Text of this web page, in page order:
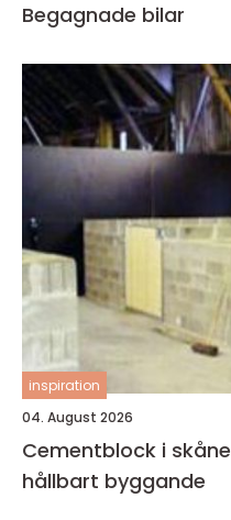
Begagnade bilar
inspiration
04. August 2026
Cementblock i skåne smarta lösningar för
hållbart byggande